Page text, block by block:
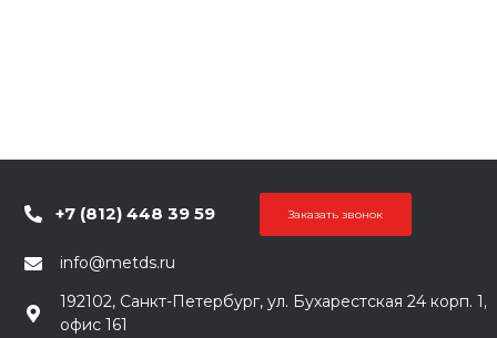
+7 (812) 448 39 59 Заказать звонок
info@metds.ru
192102, Санкт-Петербург, ул. Бухарестская 24 корп. 1,
офис 161